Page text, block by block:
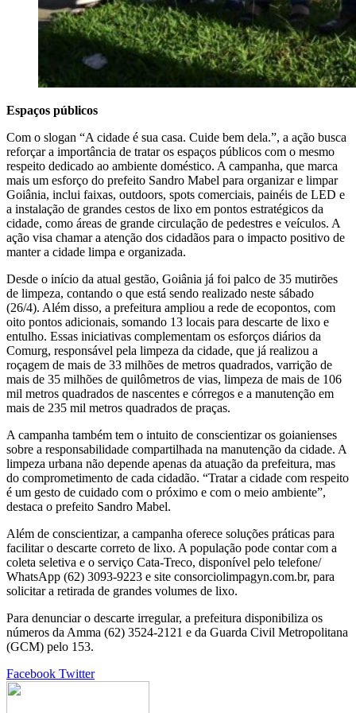
Espaços públicos
Com o slogan “A cidade é sua casa. Cuide bem dela.”, a ação busca
reforçar a importância de tratar os espaços públicos com o mesmo
respeito dedicado ao ambiente doméstico. A campanha, que marca
mais um esforço do prefeito Sandro Mabel para organizar e limpar
Goiânia, inclui faixas, outdoors, spots comerciais, painéis de LED e
a instalação de grandes cestos de lixo em pontos estratégicos da
cidade, como áreas de grande circulação de pedestres e veículos. A
ação visa chamar a atenção dos cidadãos para o impacto positivo de
manter a cidade limpa e organizada.
Desde o início da atual gestão, Goiânia já foi palco de 35 mutirões
de limpeza, contando o que está sendo realizado neste sábado
(26/4). Além disso, a prefeitura ampliou a rede de ecopontos, com
oito pontos adicionais, somando 13 locais para descarte de lixo e
entulho. Essas iniciativas complementam os esforços diários da
Comurg, responsável pela limpeza da cidade, que já realizou a
roçagem de mais de 33 milhões de metros quadrados, varrição de
mais de 35 milhões de quilômetros de vias, limpeza de mais de 106
mil metros quadrados de nascentes e córregos e a manutenção em
mais de 235 mil metros quadrados de praças.
A campanha também tem o intuito de conscientizar os goianienses
sobre a responsabilidade compartilhada na manutenção da cidade. A
limpeza urbana não depende apenas da atuação da prefeitura, mas
do comprometimento de cada cidadão. “Tratar a cidade com respeito
é um gesto de cuidado com o próximo e com o meio ambiente”,
destaca o prefeito Sandro Mabel.
Além de conscientizar, a campanha oferece soluções práticas para
facilitar o descarte correto de lixo. A população pode contar com a
coleta seletiva e o serviço Cata-Treco, disponível pelo telefone/
WhatsApp (62) 3093-9223 e site consorciolimpagyn.com.br, para
solicitar a retirada de grandes volumes de lixo.
Para denunciar o descarte irregular, a prefeitura disponibiliza os
números da Amma (62) 3524-2121 e da Guarda Civil Metropolitana
(GCM) pelo 153.
Facebook TwitterGoogle+
LinkedIn
StumbleUpon
Tumblr
Pinterest
Reddit
VKontakte
Share
Print